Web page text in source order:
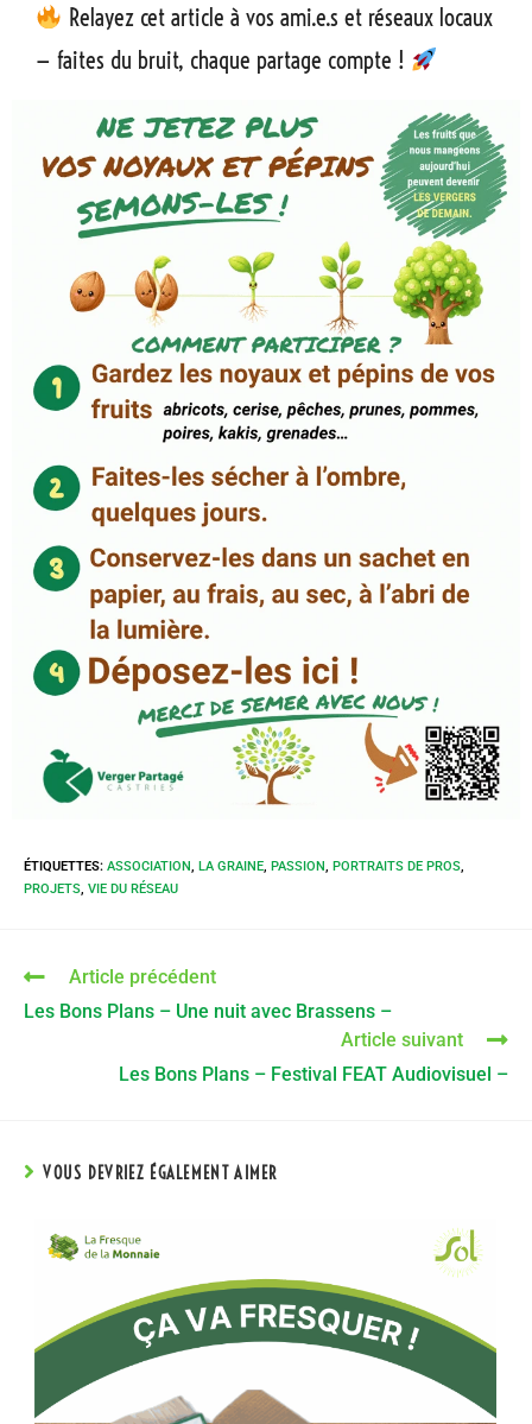
Relayez cet article à vos ami.e.s et réseaux locaux
— faites du bruit, chaque partage compte !
ÉTIQUETTES: ASSOCIATION, LA GRAINE, PASSION, PORTRAITS DE PROS,
PROJETS, VIE DU RÉSEAU
Article précédent
Les Bons Plans – Une nuit avec Brassens –
Article suivant
Les Bons Plans – Festival FEAT Audiovisuel –
VOUS DEVRIEZ ÉGALEMENT AIMER